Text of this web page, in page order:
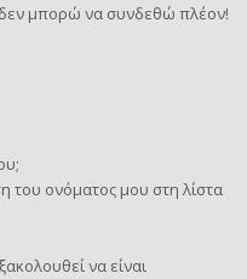
μπορώ να συνδεθώ πλέον!
ονόματος μου στη λίστα
να είναι